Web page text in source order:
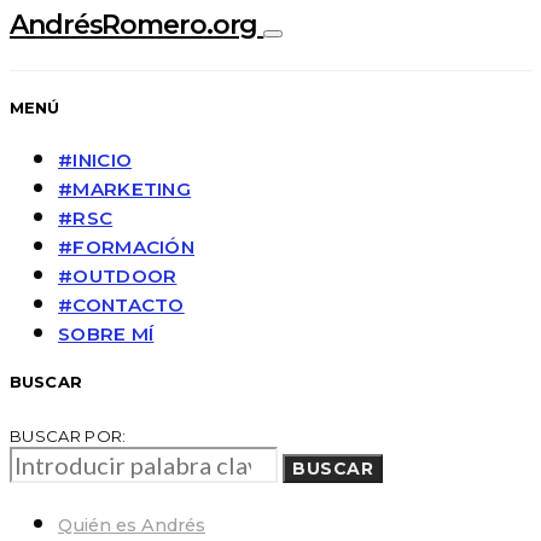
AndrésRomero.org
MENÚ
#INICIO
#MARKETING
#RSC
#FORMACIÓN
#OUTDOOR
#CONTACTO
SOBRE MÍ
BUSCAR
BUSCAR POR:
BUSCAR
Quién es Andrés